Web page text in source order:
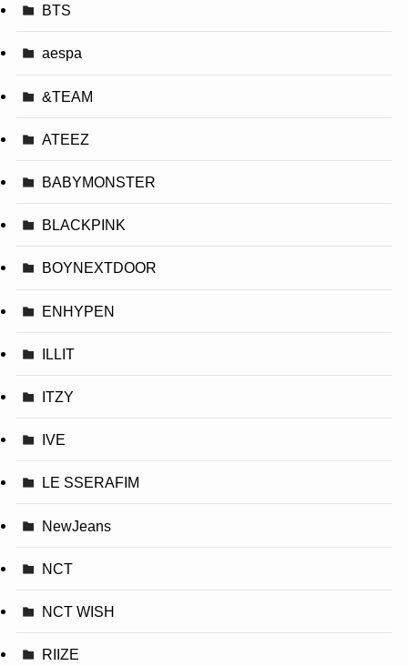
BTS
aespa
&TEAM
ATEEZ
BABYMONSTER
BLACKPINK
BOYNEXTDOOR
ENHYPEN
ILLIT
ITZY
IVE
LE SSERAFIM
NewJeans
NCT
NCT WISH
RIIZE